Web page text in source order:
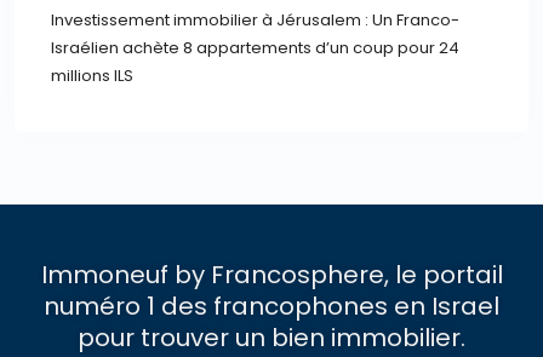
Investissement immobilier à Jérusalem : Un Franco-
Israélien achète 8 appartements d’un coup pour 24
millions ILS
Immoneuf by Francosphere, le portail
numéro 1 des francophones en Israel
pour trouver un bien immobilier.